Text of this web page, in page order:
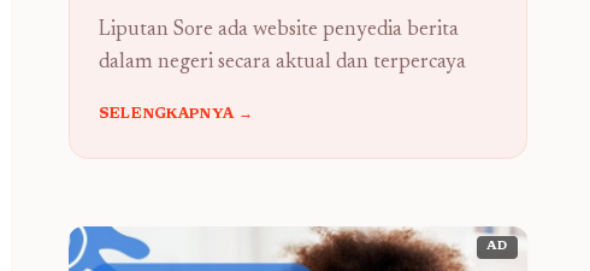
Liputan Sore ada website penyedia berita
dalam negeri secara aktual dan terpercaya
SELENGKAPNYA →
AD